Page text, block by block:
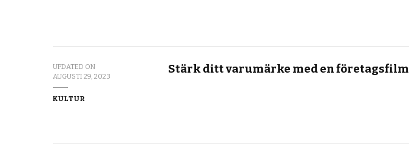
UPDATED ON
AUGUSTI 29, 2023
KULTUR
Stärk ditt varumärke med en företagsfilm